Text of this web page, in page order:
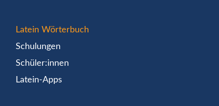
Latein Wörterbuch
Schulungen
Schüler:innen
Latein-Apps